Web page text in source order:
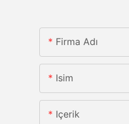
Firma Adı
Isim
Içerik